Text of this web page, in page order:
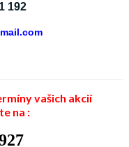
192
vašich akcií
na :